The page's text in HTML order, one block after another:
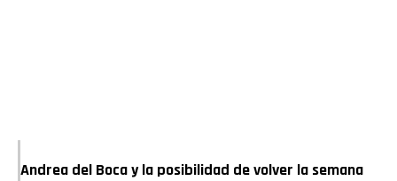
Andrea del Boca y la posibilidad de volver la semana